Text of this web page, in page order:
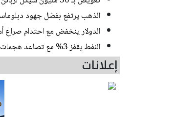
الذهب يرتفع بفضل جهود
الدولار ينخفض مع احتدام صراع
النفط يقفز 3% مع تصاعد هجمات أمريكا وإيران في الشرق الأوسط
إعلانات